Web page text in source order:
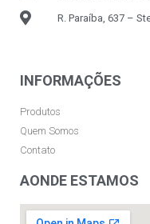
R. Paraíba, 637 –
INFORMAÇÕES
Produtos
Quem Somos
Contato
AONDE ESTAMOS